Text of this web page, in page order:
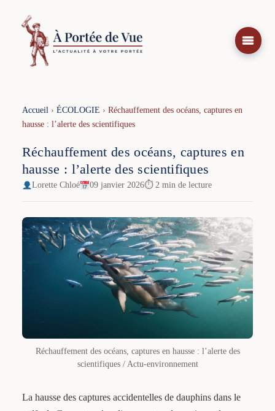
contenu
Accueil› ÉCOLOGIE › Réchauffement des océans, captures en
hausse : l’alerte des scientifiques
Réchauffement des océans, captures en
hausse : l’alerte des scientifiques
Lorette Chloé 09 janvier 2026⏱ 2 min de lecture
Réchauffement des océans, captures en hausse : l’alerte des
scientifiques / Actu-environnement
La hausse des captures accidentelles de dauphins dans le